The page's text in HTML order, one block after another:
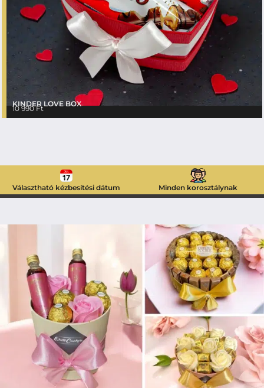
KINDER LOVE BOX
10 990Ft
Választható kézbesítési dátum Minden korosztálynak